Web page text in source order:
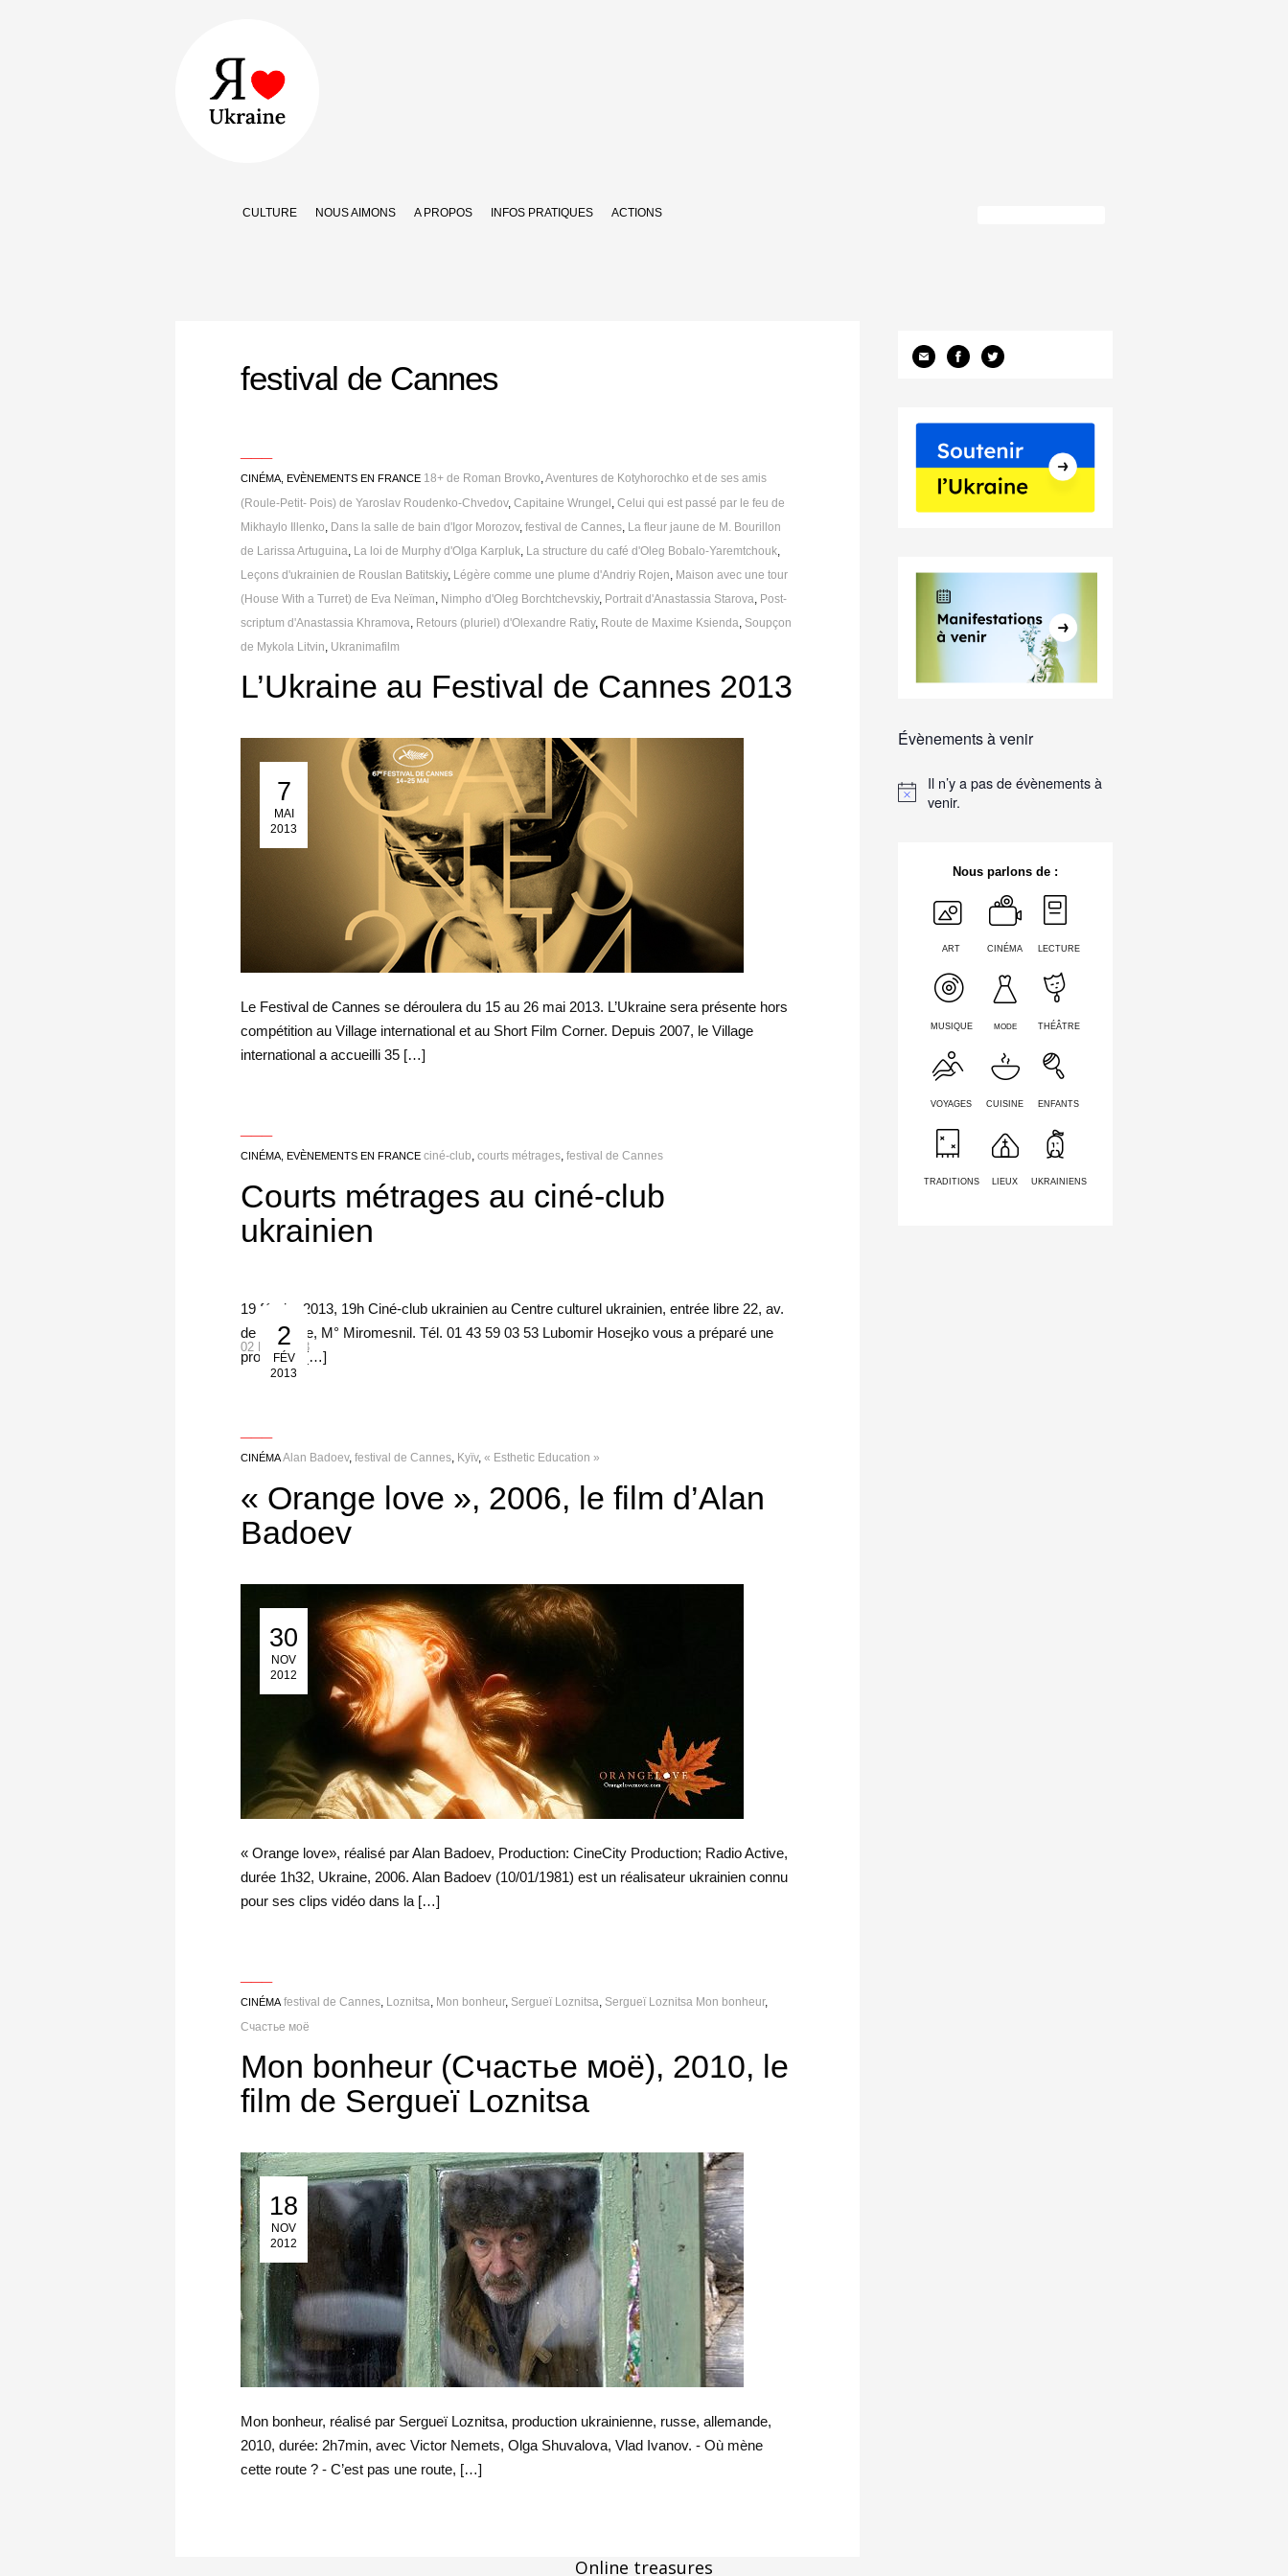
CULTURE NOUS AIMONS A PROPOS INFOS PRATIQUES ACTIONS
festival de Cannes
CINÉMA ,EVÈNEMENTS EN FRANCE 18+ de Roman Brovko ,Aventures de Kotyhorochko et de ses amis
(Roule-Petit- Pois) de Yaroslav Roudenko-Chvedov,Capitaine Wrungel ,Celui qui est passé par le feu de
Mikhaylo Illenko
Dans la salle de bain d'Igor Morozov,festival de Cannes La fleur jaune de M. Bourillon
de Larissa Artuguina
La loi de Murphy d'Olga Karpluk La structure du café d'Oleg Bobalo-Yaremtchouk
Leçons d'ukrainien de Rouslan Batitskiy, Légère comme une plume d'Andriy Rojen
Maison avec une tour
(House With a Turret) de Eva Neïman
Nimpho d'Oleg Borchtchevskiy, Portrait d'Anastassia Starova
Post-
scriptum d'Anastassia Khramova
Retours (pluriel) d'Olexandre Ratiy, Route de Maxime Ksienda
Soupçon
de Mykola Litvin
Ukranimafilm
L’Ukraine au Festival de Cannes 2013
7
MAI
2013
07 Mai 2013
Le Festival de Cannes se déroulera du 15 au 26 mai 2013. L’Ukraine sera présente hors
compétition au Village international et au Short Film Corner. Depuis 2007, le Village
international a accueilli 35 […]
CINÉMA ,EVÈNEMENTS EN FRANCE ciné-club ,courts métrages ,festival de Cannes
Courts métrages au ciné-club
ukrainien
2
FÉV
2013
02 Fév 2013
19 février 2013, 19h Ciné-club ukrainien au Centre culturel ukrainien, entrée libre 22, av.
de Messine, M° Miromesnil. Tél. 01 43 59 03 53 Lubomir Hosejko vous a préparé une
projection […]
CINÉMA Alan Badoev,festival de Cannes Kyïv,« Esthetic Education »
« Orange love », 2006, le film d’Alan
Badoev
30
NOV
2012
30 Nov 2012
« Orange love», réalisé par Alan Badoev, Production: CineCity Production; Radio Active,
durée 1h32, Ukraine, 2006. Alan Badoev (10/01/1981) est un réalisateur ukrainien connu
pour ses clips vidéo dans la […]
CINÉMA festival de Cannes Loznitsa Mon bonheur, Sergueï Loznitsa Sergueï Loznitsa Mon bonheur,
Счастье моё
Mon bonheur (Счастье моё), 2010, le
film de Sergueï Loznitsa
18
NOV
2012
18 Nov 2012
Mon bonheur, réalisé par Sergueï Loznitsa, production ukrainienne, russe, allemande,
2010, durée: 2h7min, avec Victor Nemets, Olga Shuvalova, Vlad Ivanov. - Où mène
cette route ? - C’est pas une route, […]
Évènements à venir
Il n’y a pas de évènements à
venir.
Nous parlons de :
ART CINÉMA LECTURE
MUSIQUE MODE THÉÂTRE
VOYAGES CUISINE ENFANTS
TRADITIONS LIEUX UKRAINIENS
Online treasures